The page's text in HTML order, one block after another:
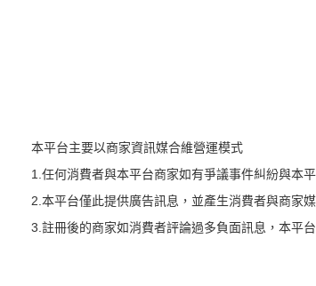
本平台主要以商家資訊媒合維營運模式
1.任何消費者與本平台商家如有爭議事件糾紛與本
2.本平台僅此提供廣告訊息，並產生消費者與商家
3.註冊後的商家如消費者評論過多負面訊息，本平